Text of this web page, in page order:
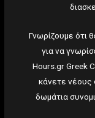
Γνωρίζουμε ότι
για να
Hours.gr Greek
κάνετε νέους
δωμάτια